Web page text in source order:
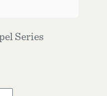
Series